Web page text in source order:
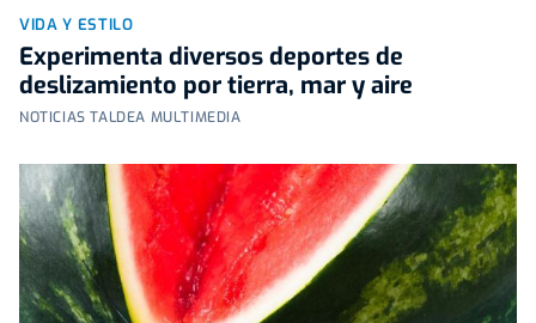
VIDA Y ESTILO
Experimenta diversos deportes de
deslizamiento por tierra, mar y aire
NOTICIAS TALDEA MULTIMEDIA